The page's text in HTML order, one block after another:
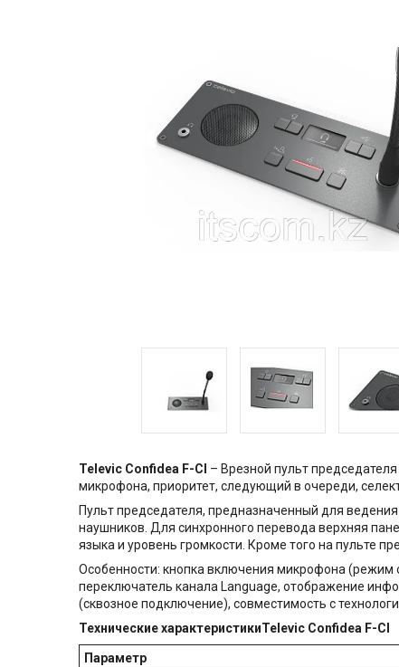
Televic Confidea F-CI – Врезной пульт
микрофона, приоритет, следующий в очереди,
Пульт председателя, предназначенный для
наушников. Для синхронного перевода верхняя
языка и уровень громкости. Кроме того на пульте
Особенности: кнопка включения микрофона (режим
переключатель канала Language, отображение
(сквозное подключение), совместимость с
Технические характеристикиTelevic Confidea F-CI
Параметр